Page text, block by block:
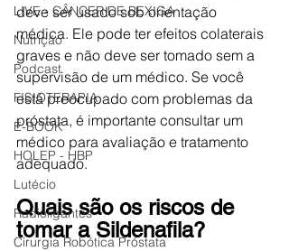
LIVE - CÂNCER DE BEXIGA
Nutrição
Podcast
FISIOTERAPIA
E-BOOK
HOLEP - HBP
Lutécio
Radioligantes
Cirurgia Robótica Próstata
deve ser usado sob orientação
médica. Ele pode ter efeitos colaterais
graves e não deve ser tomado sem a
supervisão de um médico. Se você
está preocupado com problemas da
próstata, é importante consultar um
médico para avaliação e tratamento
adequado.
Quais são os riscos de
tomar a Sildenafila?